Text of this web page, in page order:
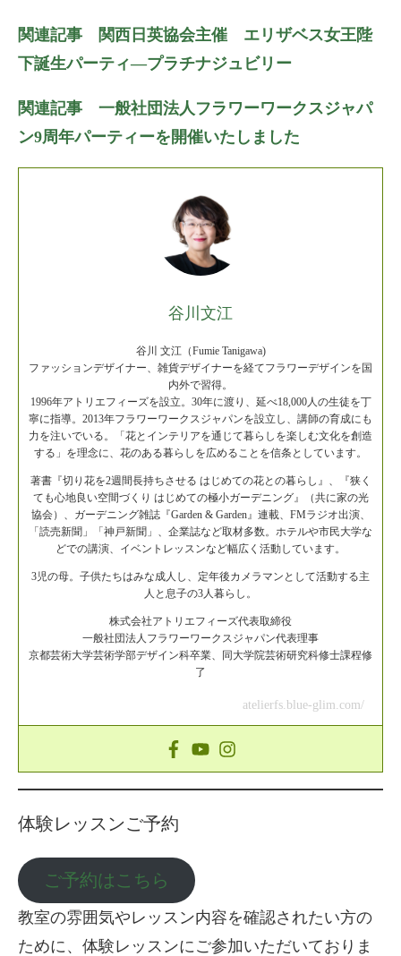
関連記事 関西日英協会主催 エリザベス女王陛
下誕生パーティ―プラチナジュビリー
関連記事 一般社団法人フラワーワークスジャパ
ン9周年パーティーを開催いたしました
谷川文江
谷川 文江（Fumie Tanigawa)
ファッションデザイナー、雑貨デザイナーを経てフラワーデザインを国
内外で習得。
1996年アトリエフィーズを設立。30年に渡り、延べ18,000人の生徒を丁
寧に指導。2013年フラワーワークスジャパンを設立し、講師の育成にも
力を注いでいる。「花とインテリアを通じて暮らしを楽しむ文化を創造
する」を理念に、花のある暮らしを広めることを信条としています。
著書『切り花を2週間長持ちさせる はじめての花との暮らし』、『狭く
ても心地良い空間づくり はじめての極小ガーデニング』（共に家の光
協会）、ガーデニング雑誌『Garden & Garden』連載、FMラジオ出演、
「読売新聞」「神戸新聞」、企業誌など取材多数。ホテルや市民大学な
どでの講演、イベントレッスンなど幅広く活動しています。
3児の母。子供たちはみな成人し、定年後カメラマンとして活動する主
人と息子の3人暮らし。
株式会社アトリエフィーズ代表取締役
一般社団法人フラワーワークスジャパン代表理事
京都芸術大学芸術学部デザイン科卒業、同大学院芸術研究科修士課程修
了
atelierfs.blue-glim.com/
体験レッスンご予約
ご予約はこちら
教室の雰囲気やレッスン内容を確認されたい方の
ために、体験レッスンにご参加いただいておりま